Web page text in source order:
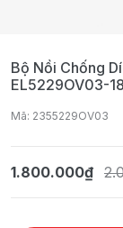
Bộ Nồi Chống
EL5229OV03-
Mã: 2355229OV03
1.800.000₫